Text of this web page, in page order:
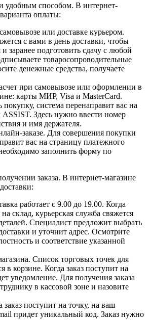
удобным способом. В интернет-
оплаты:
или доставке курьером.
с вами в день доставки, чтобы
заранее подготовить сдачу с любой
товаросопроводительные
денежные средства, получаете
при самовывозе или оформлении в
карты МИР, Visa и MasterCard.
система перенаправит вас на
ASSIST. Здесь нужно ввести номер
и имя держателя.
заказе. Для совершения покупки
вас на страницу платежного
заполнить форму по
заказа. В интернет-магазине
работает с 9.00 до 19.00. Когда
склад, курьерская служба свяжется
Специалист предложит выбрать
и уточнит адрес. Осмотрите
и соответствие указанной
Список торговых точек для
в корзине. Когда заказ поступит на
уведомление. Для получения заказа
в кассовой зоне и назовите
заказ поступит на точку, на ваш
придет уникальный код. Заказ нужно